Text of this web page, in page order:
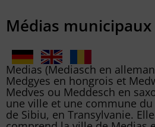
Médias
Medias (Mediasch en
Medgyes en hongrois et
Medves ou Meddesch en
une ville et une commune
de Sibiu, en Transylvanie. Elle